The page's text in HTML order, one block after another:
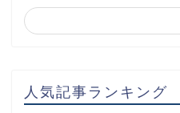
人気記事ランキング